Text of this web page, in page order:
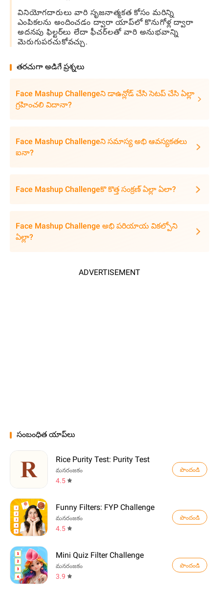
వినియోగదారులు వారి సృజనాత్మకత కోసం మరిన్ని
ఎంపికలను అందించడం ద్వారా యాప్‌లో కొనుగోళ్ల ద్వారా
అదనపు ఫిల్టర్‌లు లేదా ఫీచర్‌లతో వారి అనుభవాన్ని
మెరుగుపరచుకోవచ్చు.
తరచుగా అడిగే ప్రశ్నలు
Face Mashup Challengeని డాఉన్లోడ్ చేసి సెటప్ చేసి ఏల్లా
గ్రహించలి విదానా?
Face Mashup Challengeని సమాస్య అభి ఆవస్యకతలు
ఐనా?
Face Mashup Challengeకొ కొత్త సంక్రణ్ ఏల్లా ఏలా?
Face Mashup Challenge అభి పరియాయ వికల్పోని
ఏల్లా?
ADVERTISEMENT
సంబంధిత యాప్‌లు
Rice Purity Test: Purity Test
మనరంజకం
4.5
పొందండి
Funny Filters: FYP Challenge
మనరంజకం
4.5
పొందండి
Mini Quiz Filter Challenge
మనరంజకం
3.9
పొందండి